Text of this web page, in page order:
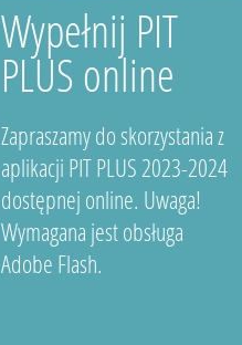
Wypełnij PIT
PLUS online
Zapraszamy do skorzystania z
aplikacji PIT PLUS 2023-2024
dostępnej online. Uwaga!
Wymagana jest obsługa
Adobe Flash.